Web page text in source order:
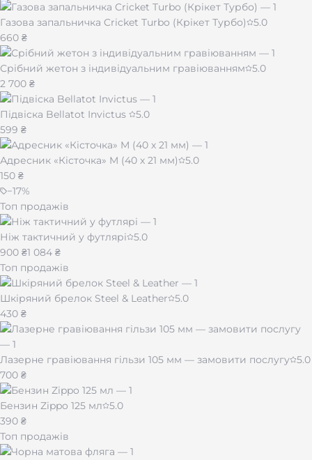
Газова запальничка Cricket Turbo (Крікет Турбо)
5.0
660 ₴
Срібний жетон з індивідуальним гравіюванням
5.0
2 700 ₴
Підвіска Bellatot Invictus
5.0
599 ₴
Адресник «Кісточка» M (40 х 21 мм)
5.0
150 ₴
−17%
Топ продажів
Ніж тактичний у футлярі
5.0
900 ₴1 084 ₴
Топ продажів
Шкіряний брелок Steel & Leather
5.0
430 ₴
Лазерне гравіювання гільзи 105 мм — замовити послугу 5.0
700 ₴
Бензин Zippo 125 мл
5.0
390 ₴
Топ продажів